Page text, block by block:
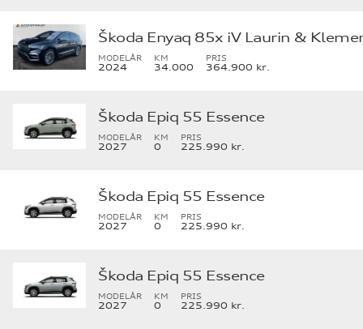
Škoda Enyaq 85x iV Laurin &
MODELÅR
2024
KM
34.000
PRIS
364.900 kr.
Škoda Epiq 55 Essence
MODELÅR
2027
KM
0
PRIS
225.990 kr.
Škoda Epiq 55 Essence
MODELÅR
2027
KM
0
PRIS
225.990 kr.
Škoda Epiq 55 Essence
MODELÅR
2027
KM
0
PRIS
225.990 kr.